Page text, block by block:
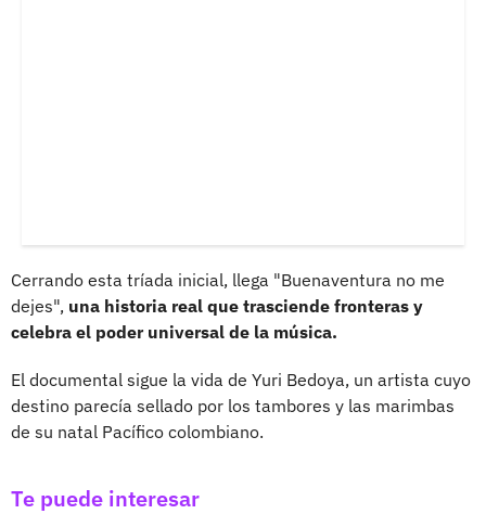
Cerrando esta tríada inicial, llega "Buenaventura no me
dejes", una historia real que trasciende fronteras y
celebra el poder universal de la música.
El documental sigue la vida de Yuri Bedoya, un artista cuyo
destino parecía sellado por los tambores y las marimbas
de su natal Pacífico colombiano.
Te puede interesar